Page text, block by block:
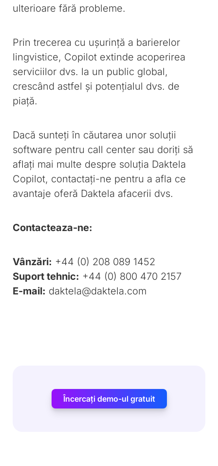
ulterioare fără probleme.
Prin trecerea cu ușurință a barierelor
lingvistice, Copilot extinde acoperirea
serviciilor dvs. la un public global,
crescând astfel și potențialul dvs. de
piață.
Dacă sunteți în căutarea unor soluții
software pentru call center sau doriți să
aflați mai multe despre soluția Daktela
Copilot, contactați-ne pentru a afla ce
avantaje oferă Daktela afacerii dvs.
Contacteaza-ne:
Vânzări: +44 (0) 208 089 1452
Suport tehnic: +44 (0) 800 470 2157
E-mail: daktela@daktela.com
Încercați demo-ul gratuit